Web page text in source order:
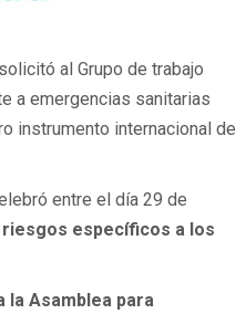
al Grupo de trabajo
a emergencias sanitarias
instrumento internacional de
entre el día 29 de
específicos a los
la Asamblea para